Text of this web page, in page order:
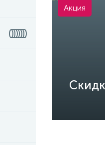
Акция